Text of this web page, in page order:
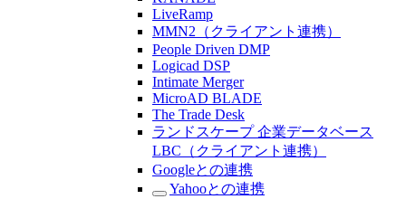
LiveRamp
MMN2（クライアント連携）
People Driven DMP
Logicad DSP
Intimate Merger
MicroAD BLADE
The Trade Desk
ランドスケープ 企業データベース
LBC（クライアント連携）
Googleとの連携
Yahooとの連携